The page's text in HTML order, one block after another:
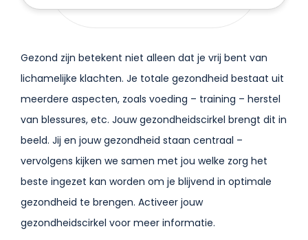
Gezond zijn betekent niet alleen dat je vrij bent van
lichamelijke klachten. Je totale gezondheid bestaat uit
meerdere aspecten, zoals voeding – training – herstel
van blessures, etc. Jouw gezondheidscirkel brengt dit in
beeld. Jij en jouw gezondheid staan centraal –
vervolgens kijken we samen met jou welke zorg het
beste ingezet kan worden om je blijvend in optimale
gezondheid te brengen. Activeer jouw
gezondheidscirkel voor meer informatie.